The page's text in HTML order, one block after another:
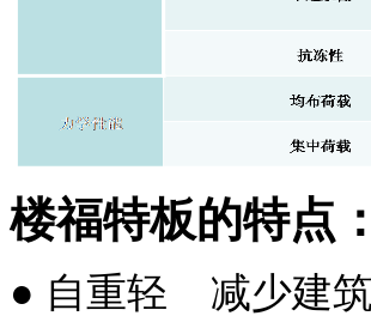
楼福特板的特点：
● 自重轻
减少建